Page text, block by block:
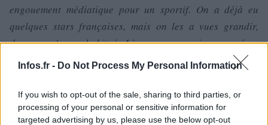
Infos.fr - Do Not Process My Personal Information
If you wish to opt-out of the sale, sharing to third parties, or
processing of your personal or sensitive information for
targeted advertising by us, please use the below opt-out
engouement médiatique pour un sportif. On a déjà eu
quelques stars françaises, mais on les a vues grandir,
donc on s’y est habitué. Là, on a vu arriver un géant
médiatique. Il est beau, sympathique et ne dit jamais un
histoire autour de lui. »